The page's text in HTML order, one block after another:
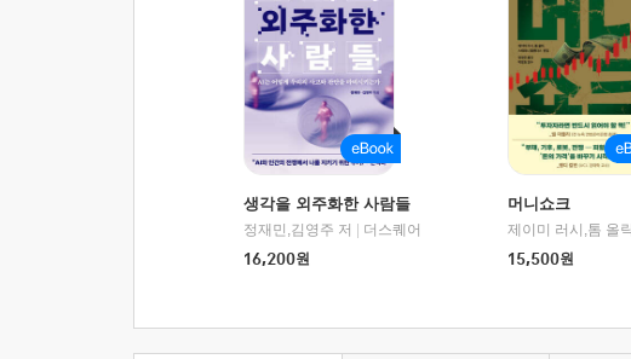
생각을 외주화한 사람들
정재민,김영주 저
더스퀘어
16,200원
머니쇼크
15,500원